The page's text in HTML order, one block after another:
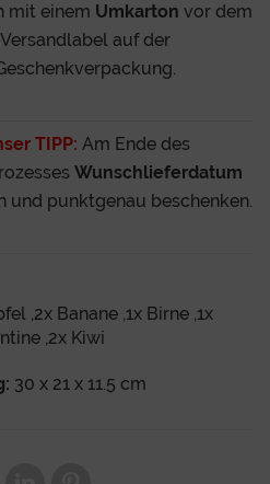
mit einem Umkarton vor dem
Versandlabel auf der
TIPP: Am Ende des
Wunschlieferdatum
und punktgenau beschenken.
,2x Banane ,1x Birne ,1x
,2x Kiwi
30 x 21 x 11.5 cm